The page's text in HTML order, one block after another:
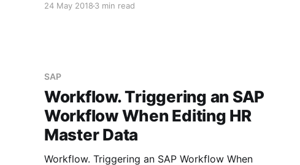
классов сообщений. Сообщения, про
информации. Прелюдия Допускаем, что на
24 May 2018 3 min read
SAP
Workflow. Triggering an SAP
Workflow When Editing HR
Master Data
Workflow. Triggering an SAP Workflow When